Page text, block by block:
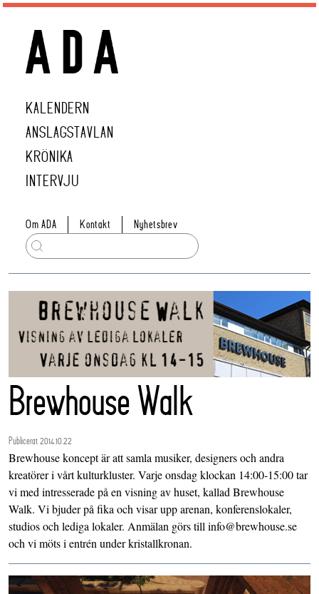
KALENDERN
ANSLAGSTAVLAN
KRÖNIKA
INTERVJU
Om ADA Kontakt Nyhetsbrev
Brewhouse Walk
Publicerat 2014.10.22
Brewhouse koncept är att samla musiker, designers och andra
kreatörer i vårt kulturkluster. Varje onsdag klockan 14:00-15:00 tar
vi med intresserade på en visning av huset, kallad Brewhouse
Walk. Vi bjuder på fika och visar upp arenan, konferenslokaler,
studios och lediga lokaler. Anmälan görs till info@brewhouse.se
och vi möts i entrén under kristallkronan.